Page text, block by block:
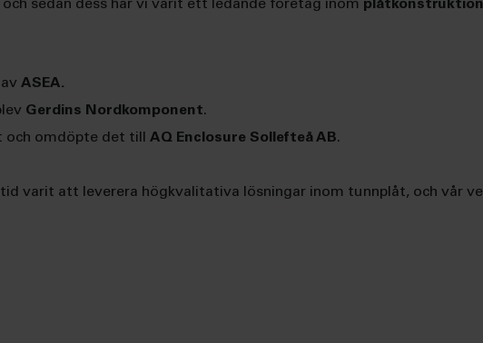
sedan dess har vi varit ett ledande företag inom plåtkonstruktion
ASEA.
Gerdins Nordkomponent.
och omdöpte det till AQ Enclosure Sollefteå AB.
varit att leverera högkvalitativa lösningar inom tunnplåt, och vår